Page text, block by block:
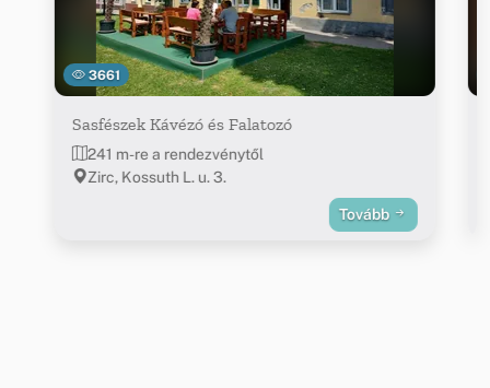
3661
Sasfészek Kávézó és Falatozó
241 m-re a rendezvénytől
Zirc, Kossuth L. u. 3.
Tovább